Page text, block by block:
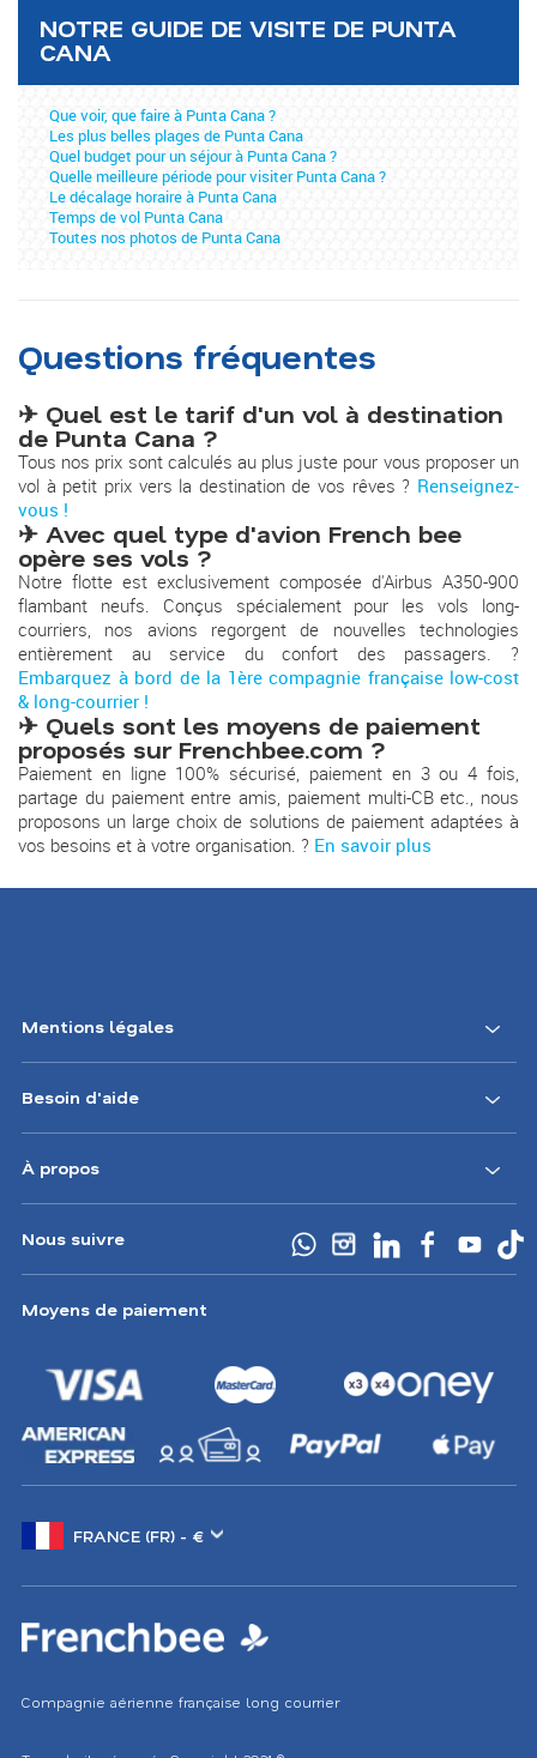
NOTRE GUIDE DE VISITE DE PUNTA
CANA
Que voir, que faire à Punta Cana ?
Les plus belles plages de Punta Cana
Quel budget pour un séjour à Punta Cana ?
Quelle meilleure période pour visiter Punta Cana ?
Le décalage horaire à Punta Cana
Temps de vol Punta Cana
Toutes nos photos de Punta Cana
Questions fréquentes
✈ Quel est le tarif d'un vol à destination
de Punta Cana ?
Tous nos prix sont calculés au plus juste pour vous proposer un
vol à petit prix vers la destination de vos rêves ? Renseignez-
vous !
✈ Avec quel type d'avion French bee
opère ses vols ?
Notre flotte est exclusivement composée d'Airbus A350-900
flambant neufs. Conçus spécialement pour les vols long-
courriers, nos avions regorgent de nouvelles technologies
entièrement au service du confort des passagers. ?
Embarquez à bord de la 1ère compagnie française low-cost
& long-courrier !
✈ Quels sont les moyens de paiement
proposés sur Frenchbee.com ?
Paiement en ligne 100% sécurisé, paiement en 3 ou 4 fois,
partage du paiement entre amis, paiement multi-CB etc., nous
proposons un large choix de solutions de paiement adaptées à
vos besoins et à votre organisation. ? En savoir plus
Mentions légales
Besoin d'aide
À propos
Nous suivre
Moyens de paiement
Compagnie aérienne française long courrier